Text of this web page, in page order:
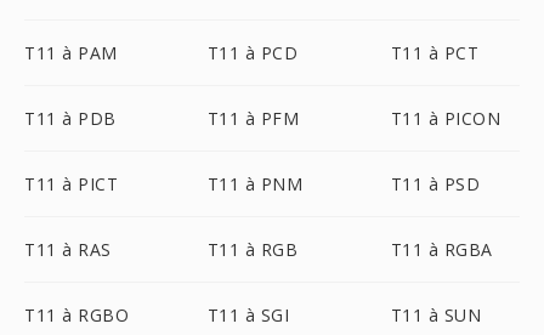
T11 à PAM T11 à PCD T11 à PCT
T11 à PDB T11 à PFM T11 à PICON
T11 à PICT T11 à PNM T11 à PSD
T11 à RAS T11 à RGB T11 à RGBA
T11 à RGBO T11 à SGI T11 à SUN